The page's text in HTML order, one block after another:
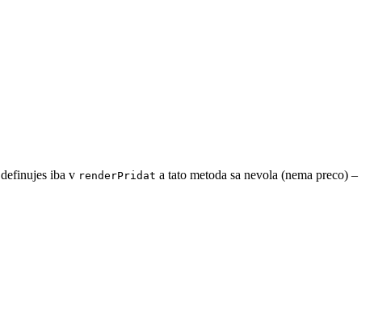
definujes iba v renderPridat a tato metoda sa nevola (nema preco) –